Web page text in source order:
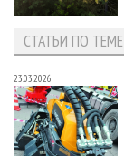
СТАТЬИ ПО ТЕМЕ
23.03.2026